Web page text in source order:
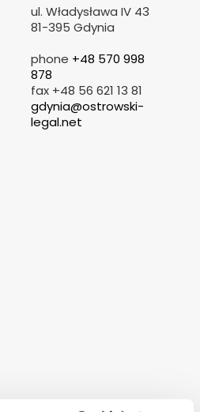
ul. Władysława IV 43
81-395 Gdynia
phone +48 570 998
878
fax +48 56 621 13 81
gdynia@ostrowski-
legal.net